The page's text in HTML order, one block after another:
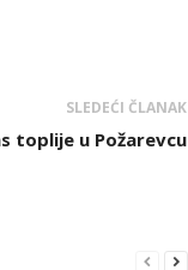
SLEDEĆI ČLANAK
toplije u Požarevcu